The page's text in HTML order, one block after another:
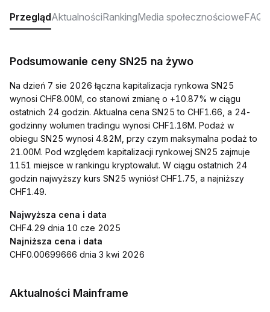
PrzeglądAktualnościRankingMedia społecznościoweFAQ
Podsumowanie ceny SN25 na żywo
Na dzień 7 sie 2026 łączna kapitalizacja rynkowa SN25
wynosi CHF8.00M, co stanowi zmianę o +10.87% w ciągu
ostatnich 24 godzin. Aktualna cena SN25 to CHF1.66, a 24-
godzinny wolumen tradingu wynosi CHF1.16M. Podaż w
obiegu SN25 wynosi 4.82M, przy czym maksymalna podaż to
21.00M. Pod względem kapitalizacji rynkowej SN25 zajmuje
1151 miejsce w rankingu kryptowalut. W ciągu ostatnich 24
godzin najwyższy kurs SN25 wyniósł CHF1.75, a najniższy
CHF1.49.
Najwyższa cena i data
CHF4.29 dnia 10 cze 2025
Najniższa cena i data
CHF0.00699666 dnia 3 kwi 2026
Aktualności Mainframe